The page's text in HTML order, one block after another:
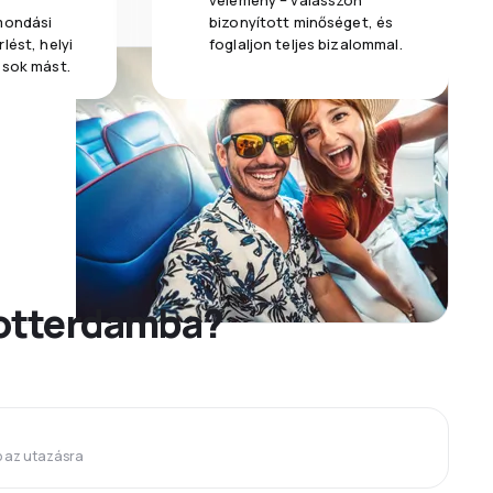
helyi
mást.
bizonyított minőséget, és
foglaljon teljes bizalommal.
az utazásra